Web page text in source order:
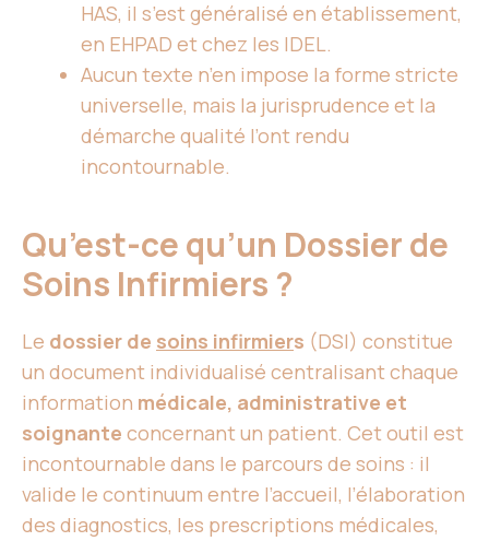
HAS, il s’est généralisé en établissement,
en EHPAD et chez les IDEL.
Aucun texte n’en impose la forme stricte
universelle, mais la jurisprudence et la
démarche qualité l’ont rendu
incontournable.
Qu’est-ce qu’un Dossier de
Soins Infirmiers ?
Le dossier de soins infirmiers (DSI) constitue
un document individualisé centralisant chaque
information médicale, administrative et
soignante concernant un patient. Cet outil est
incontournable dans le parcours de soins : il
valide le continuum entre l’accueil, l’élaboration
des diagnostics, les prescriptions médicales,